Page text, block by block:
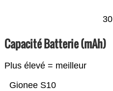
30
Capacité Batterie (mAh)
Plus élevé = meilleur
Gionee S10